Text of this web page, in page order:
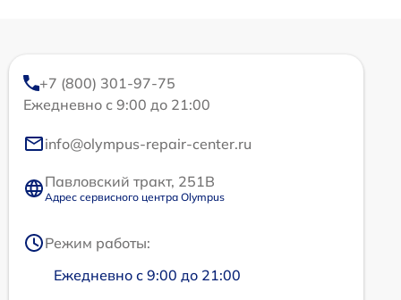
+7 (800) 301-97-75
Ежедневно с 9:00 до 21:00
info@olympus-repair-center.ru
Павловский тракт, 251В
Адрес сервисного центра Olympus
Режим работы:
Ежедневно с 9:00 до 21:00